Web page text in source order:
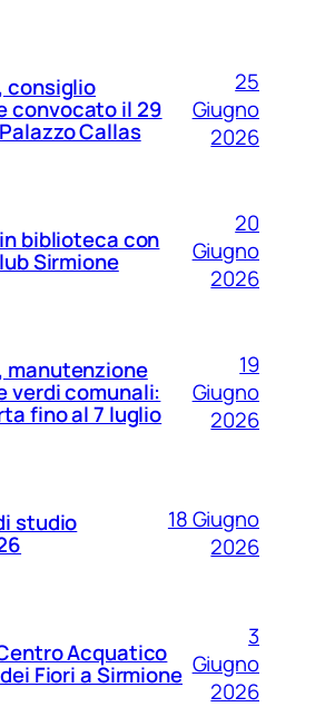
consiglio
convocato il 29
Callas
25
Giugno
2026
biblioteca con
Sirmione
20
Giugno
2026
manutenzione
verdi comunali:
fino al 7 luglio
19
Giugno
2026
studio
18 Giugno
2026
Acquatico
Fiori a Sirmione
3
Giugno
2026